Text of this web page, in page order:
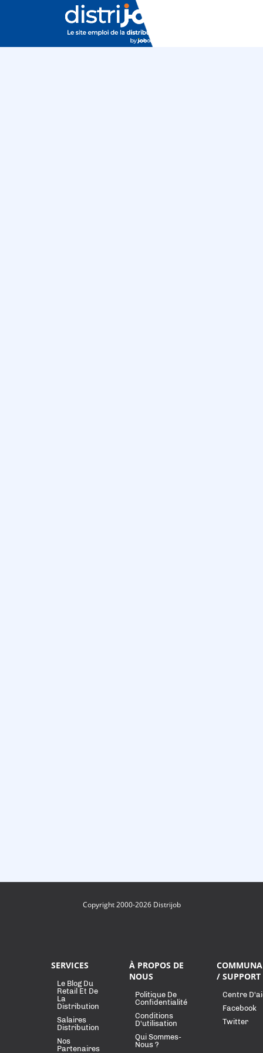
Copyright 2000-2026 Distrijob
SERVICES
Le Blog Du
Retail Et De
La
Distribution
Salaires
Distribution
Nos
Partenaires
À PROPOS DE
NOUS
Politique De
Confidentialité
Conditions
D'utilisation
Qui Sommes-
Nous ?
/ SUPPORT
Centre
Facebook
Twitter